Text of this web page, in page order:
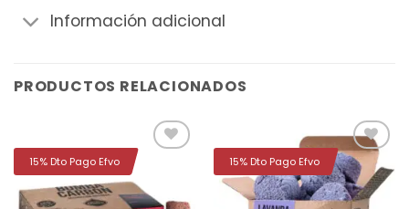
Información adicional
PRODUCTOS RELACIONADOS
deseos
15% Dto Pago Efvo
Añadir
a la
lista de
deseos
15% Dto Pago Efvo